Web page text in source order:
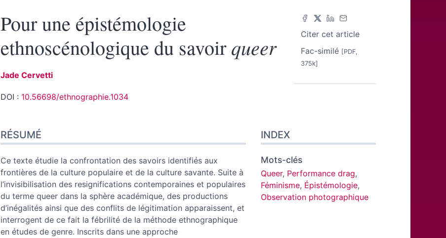
Citer cet article
Fac-similé [PDF,
375k]
Pour une épistémologie
ethnoscénologique du savoirqueer
Jade Cervetti
DOI : 10.56698/ethnographie.1034
Index
Plan
Texte
Bibliographie
Notes
Illustrations
Citer cet article
Auteur
RÉSUMÉ
Ce texte étudie la confrontation des savoirs identifiés aux
frontières de la culture populaire et de la culture savante. Suite à
l’invisibilisation des resignifications contemporaines et populaires
du terme queer dans la sphère académique, des productions
d’inégalités ainsi que des conflits de légitimation apparaissent, et
interrogent de ce fait la fébrilité de la méthode ethnographique
en études de genre. Inscrits dans une approche
INDEX
Mots-clés
Queer, Performance drag,
Féminisme, Épistémologie,
Observation photographique